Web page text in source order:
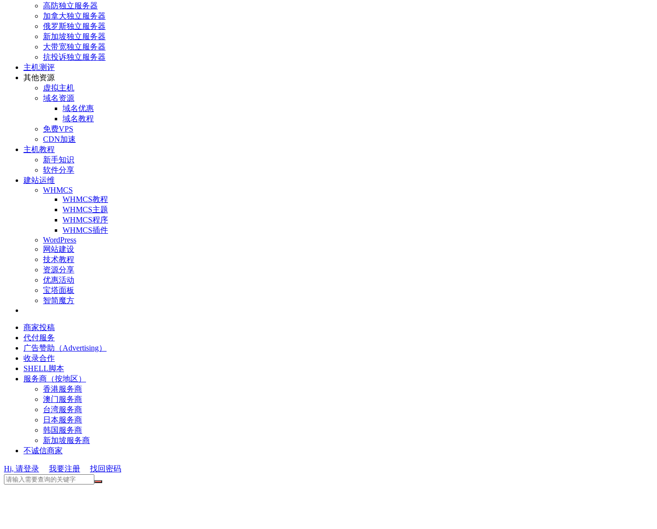
高防独立服务器
加拿大独立服务器
俄罗斯独立服务器
新加坡独立服务器
大带宽独立服务器
抗投诉独立服务器
主机测评
其他资源
虚拟主机
域名资源
域名优惠
域名教程
免费VPS
CDN加速
主机教程
新手知识
软件分享
建站运维
WHMCS
WHMCS教程
WHMCS主题
WHMCS程序
WHMCS插件
WordPress
网站建设
技术教程
资源分享
优惠活动
宝塔面板
智简魔方
商家投稿
代付服务
广告赞助（Advertising）
收录合作
SHELL脚本
服务商（按地区）
香港服务商
澳门服务商
台湾服务商
日本服务商
韩国服务商
新加坡服务商
不诚信商家
Hi, 请登录 我要注册 找回密码